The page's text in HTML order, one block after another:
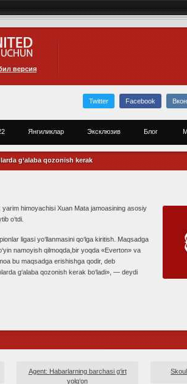
версия
Twitter Facebook
Янгиликлар Эксклюзив Блог
g‘alaba qozonish kerak
himoyachisi Xuan Mata jamoasining asosiy
o‘tdi.
ligasi yo‘llanmasini qo‘lga kiritish. Maqsadga
namoyish qilmoqda,bir yoqda «Everton» va
bu maqsadga erishishga qodir, deb
g‘alaba qozonish kerak bo‘ladi», — deydi
Agent: Habarlarning barchasi g‘irt
yolg‘on